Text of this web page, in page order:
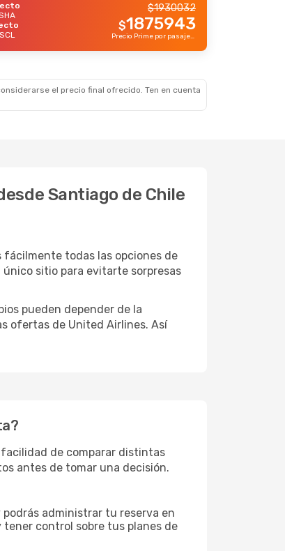
1930032
$
1875943
$
Precio Prime por pasajero
el precio final ofrecido. Ten en cuenta
Santiago de Chile
fácilmente todas las opciones de
sitio para evitarte sorpresas
pueden depender de la
ofertas de United Airlines. Así
facilidad de comparar distintas
antes de tomar una decisión.
administrar tu reserva en
tener control sobre tus planes de